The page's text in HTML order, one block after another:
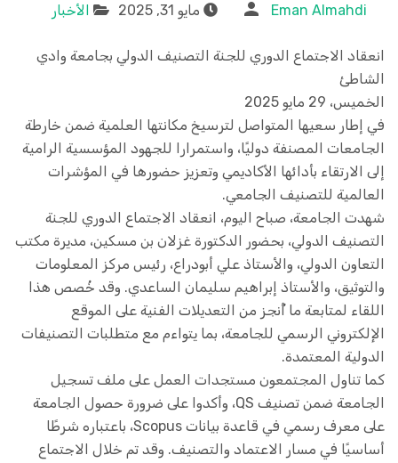
Eman Almahdi مايو 31, 2025 الأخبار
انعقاد الاجتماع الدوري للجنة التصنيف الدولي بجامعة وادي
الشاطئ
الخميس، 29 مايو 2025
في إطار سعيها المتواصل لترسيخ مكانتها العلمية ضمن خارطة
الجامعات المصنفة دوليًا، واستمرارا للجهود المؤسسية الرامية
إلى الارتقاء بأدائها الأكاديمي وتعزيز حضورها في المؤشرات
العالمية للتصنيف الجامعي.
شهدت الجامعة، صباح اليوم، انعقاد الاجتماع الدوري للجنة
التصنيف الدولي، بحضور الدكتورة غزلان بن مسكين، مديرة مكتب
التعاون الدولي، والأستاذ علي أبودراع، رئيس مركز المعلومات
والتوثيق، والأستاذ إبراهيم سليمان الساعدي. وقد خُصص هذا
اللقاء لمتابعة ما أُنجز من التعديلات الفنية على الموقع
الإلكتروني الرسمي للجامعة، بما يتواءم مع متطلبات التصنيفات
الدولية المعتمدة.
كما تناول المجتمعون مستجدات العمل على ملف تسجيل
الجامعة ضمن تصنيف QS، وأكدوا على ضرورة حصول الجامعة
على معرف رسمي في قاعدة بيانات Scopus، باعتباره شرطًا
أساسيًا في مسار الاعتماد والتصنيف. وقد تم خلال الاجتماع